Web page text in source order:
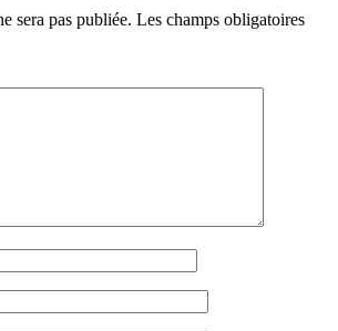
sera pas publiée. Les champs obligatoires